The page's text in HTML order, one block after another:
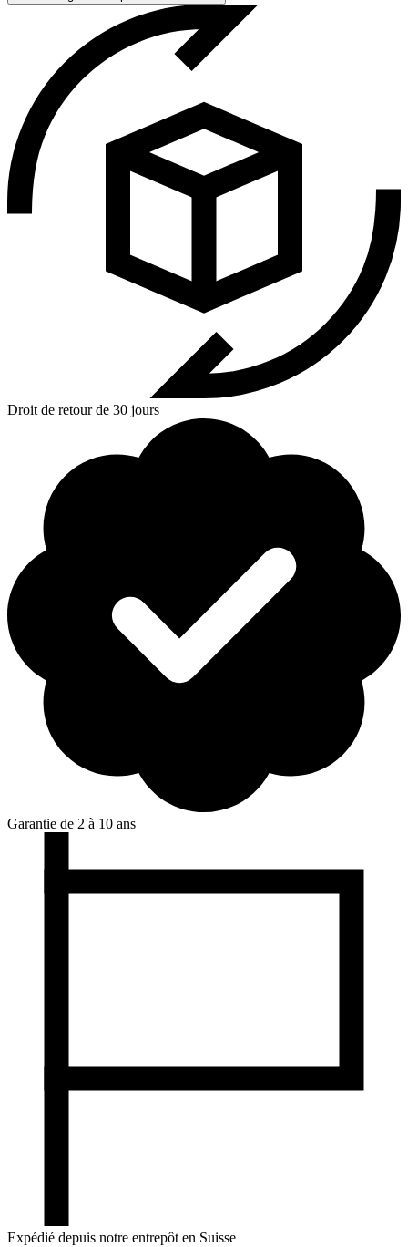
Droit de retour de 30 jours
Garantie de 2 à 10 ans
Expédié depuis notre entrepôt en Suisse